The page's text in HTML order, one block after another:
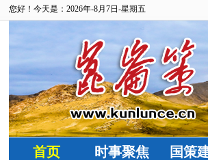
您好！今天是：2026年-8月7日-星期五
首页 时事聚焦 国策